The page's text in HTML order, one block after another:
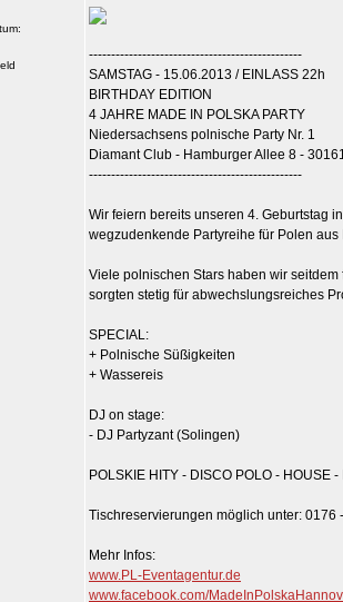
------------------------------------------------
SAMSTAG - 15.06.2013 / EINLASS 22h
BIRTHDAY EDITION
4 JAHRE MADE IN POLSKA PARTY
Niedersachsens polnische Party Nr. 1
Diamant Club - Hamburger Allee 8 -
------------------------------------------------
Wir feiern bereits unseren 4. Geburtstag
wegzudenkende Partyreihe für Polen
Viele polnischen Stars haben wir
sorgten stetig für abwechslungsreiches
SPECIAL:
+ Polnische Süßigkeiten
+ Wassereis
DJ on stage:
- DJ Partyzant (Solingen)
POLSKIE HITY - DISCO POLO - HOUSE -
Tischreservierungen möglich unter: 0176
Mehr Infos:
www.PL-Eventagentur.de
www.facebook.com/